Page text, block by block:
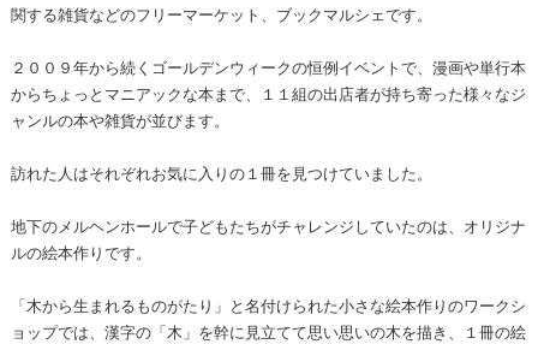
関する雑貨などのフリーマーケット、ブックマルシェです。
２００９年から続くゴールデンウィークの恒例イベントで、漫画や単行本
からちょっとマニアックな本まで、１１組の出店者が持ち寄った様々なジ
ャンルの本や雑貨が並びます。
訪れた人はそれぞれお気に入りの１冊を見つけていました。
地下のメルヘンホールで子どもたちがチャレンジしていたのは、オリジナ
ルの絵本作りです。
「木から生まれるものがたり」と名付けられた小さな絵本作りのワークシ
ョップでは、漢字の「木」を幹に見立てて思い思いの木を描き、１冊の絵